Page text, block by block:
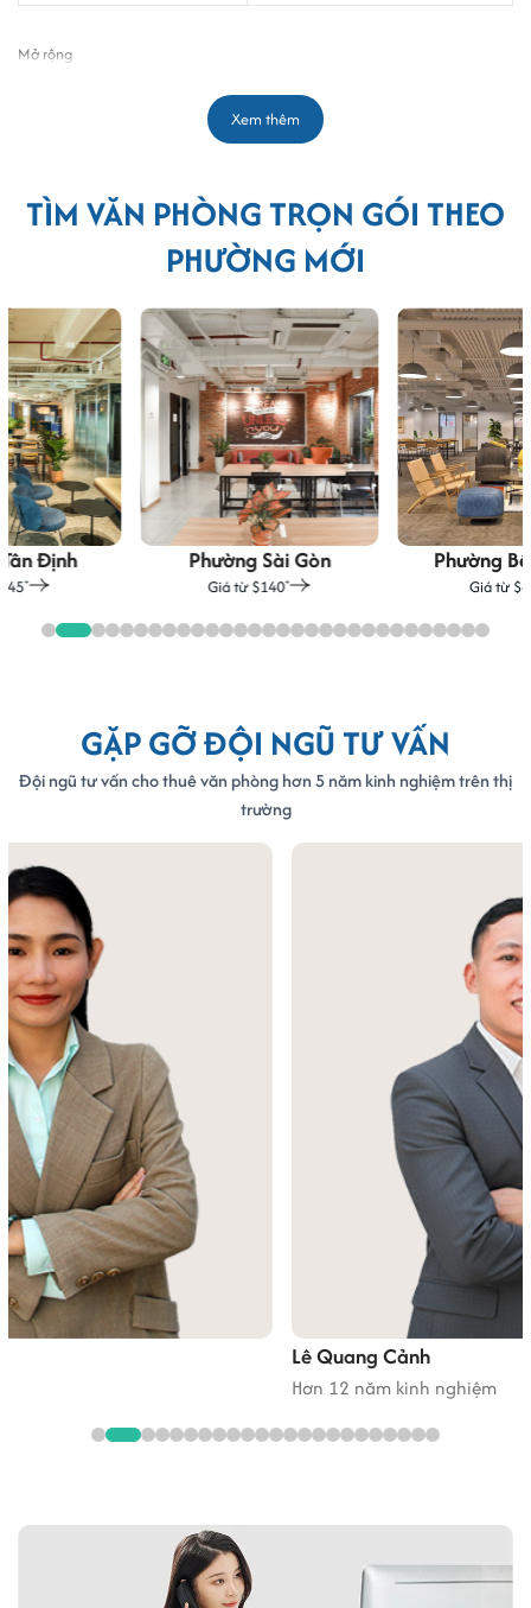
Mở rộng
Xem thêm
TÌM VĂN PHÒNG TRỌN GÓI THEO
PHƯỜNG MỚI
Phường Sài Gòn Phường Bến Thành
GẶP GỠ ĐỘI NGŨ TƯ VẤN
Đội ngũ tư vấn cho thuê văn phòng hơn 5 năm kinh nghiệm trên thị
trường